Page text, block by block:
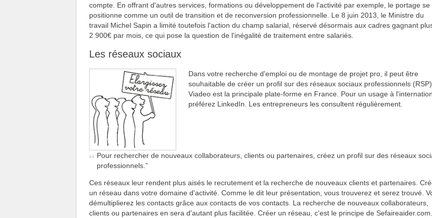
compte. En offrant d'autres services, formations ou développement de l'activité par exemple, le portage se
positionne comme un outil de transition et de reconversion professionnelle. Le 8 juin 2013, le Ministre du
travail Michel Sapin a limité toutefois l'action du champ salarial, réservé désormais aux cadres gagnant
2 900€ par mois, ce qui pose la question de l'inégalité de traitement entre salariés.
Les réseaux sociaux
Dans votre recherche d'emploi ou de montage de projet pro, il peut être
souhaitable de créer un profil sur des réseaux sociaux professionnels (RSP).
Viadeo est la principale plate-forme en France. Pour un usage à
préférez LinkedIn. Les entrepreneurs les consultent régulièrement.
Pour rechercher de nouveaux collaborateurs, clients ou partenaires, créez un profil sur des réseaux
professionnels.
Ces réseaux leur rendent plus aisés le recrutement et la recherche de nouveaux clients et partenaires.
un réseau dans votre domaine d'activité. Comme le dit leur présentation, vous trouverez et serez trouvé.
démultiplierez les contacts grâce aux contacts de vos contacts. La recherche de nouveaux collaborateurs,
clients ou partenaires en sera d'autant plus facilitée. Créer un réseau, c'est le principe de Sefaireaider.com.